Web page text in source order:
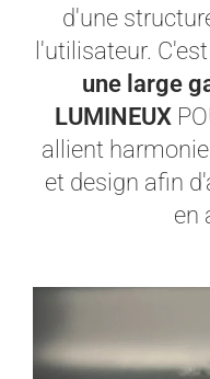
d'une
l'utilisateur.
une large
LUMINEUX
allient
et design afin
en